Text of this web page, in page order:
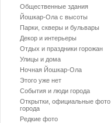
Общественные здания
Йошкар-Ола с высоты
Парки, скверы и бульвары
Декор и интерьеры
Отдых и праздники горожан
Улицы и дома
Ночная Йошкар-Ола
Этого уже нет
События и люди города
Открытки, официальные фото
города
Редкие фото